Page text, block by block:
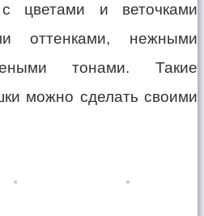
цветами и веточками
оттенками, нежными
тонами. Такие
можно сделать своими